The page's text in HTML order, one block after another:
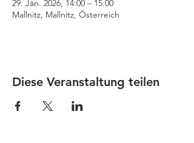
29. Jän. 2026, 14:00 – 15:00
Mallnitz, Mallnitz, Österreich
Diese Veranstaltung teilen